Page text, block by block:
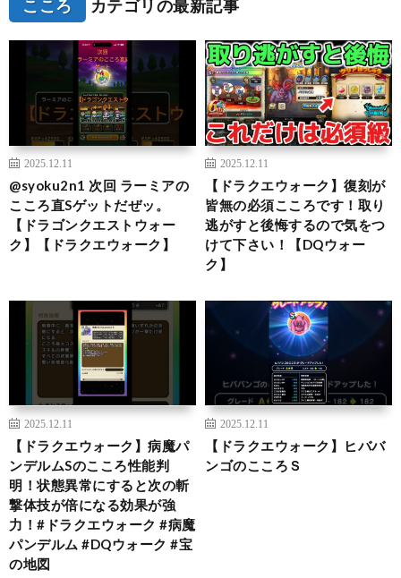
こころ カテゴリの最新記事
2025.12.11
@syoku2n1 次回 ラーミアの
こころ直Sゲットだぜッ。
【ドラゴンクエストウォー
ク】【ドラクエウォーク】
2025.12.11
【ドラクエウォーク】復刻が
皆無の必須こころです！取り
逃がすと後悔するので気をつ
けて下さい！【DQウォー
ク】
2025.12.11
【ドラクエウォーク】病魔パ
ンデルムSのこころ性能判
明！状態異常にすると次の斬
撃体技が倍になる効果が強
力！#ドラクエウォーク #病魔
パンデルム #DQウォーク #宝
の地図
2025.12.11
【ドラクエウォーク】ヒババ
ンゴのこころＳ